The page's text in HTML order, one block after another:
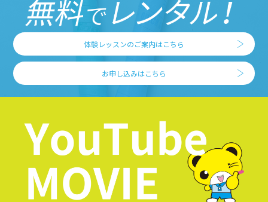
体験レッスンのご案内はこちら
お申し込みはこちら